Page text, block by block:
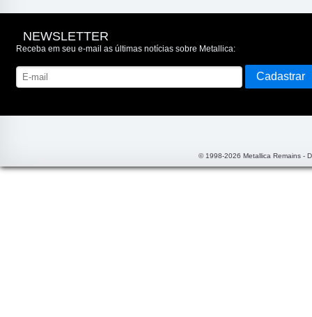
NEWSLETTER
Receba em seu e-mail as últimas notícias sobre Metallica:
© 1998-2026 Metallica Remains -